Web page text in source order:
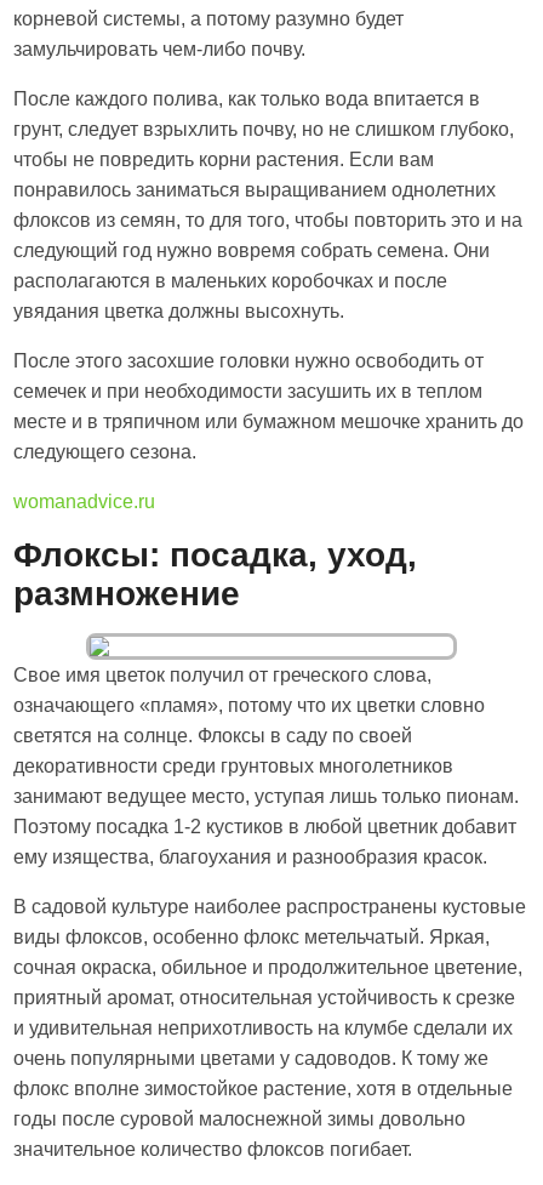
корневой системы, а потому разумно будет
замульчировать чем-либо почву.
После каждого полива, как только вода впитается в
грунт, следует взрыхлить почву, но не слишком глубоко,
чтобы не повредить корни растения. Если вам
понравилось заниматься выращиванием однолетних
флоксов из семян, то для того, чтобы повторить это и на
следующий год нужно вовремя собрать семена. Они
располагаются в маленьких коробочках и после
увядания цветка должны высохнуть.
После этого засохшие головки нужно освободить от
семечек и при необходимости засушить их в теплом
месте и в тряпичном или бумажном мешочке хранить до
следующего сезона.
womanadvice.ru
Флоксы: посадка, уход,
размножение
Свое имя цветок получил от греческого слова,
означающего «пламя», потому что их цветки словно
светятся на солнце. Флоксы в саду по своей
декоративности среди грунтовых многолетников
занимают ведущее место, уступая лишь только пионам.
Поэтому посадка 1-2 кустиков в любой цветник добавит
ему изящества, благоухания и разнообразия красок.
В садовой культуре наиболее распространены кустовые
виды флоксов, особенно флокс метельчатый. Яркая,
сочная окраска, обильное и продолжительное цветение,
приятный аромат, относительная устойчивость к срезке
и удивительная неприхотливость на клумбе сделали их
очень популярными цветами у садоводов. К тому же
флокс вполне зимостойкое растение, хотя в отдельные
годы после суровой малоснежной зимы довольно
значительное количество флоксов погибает.